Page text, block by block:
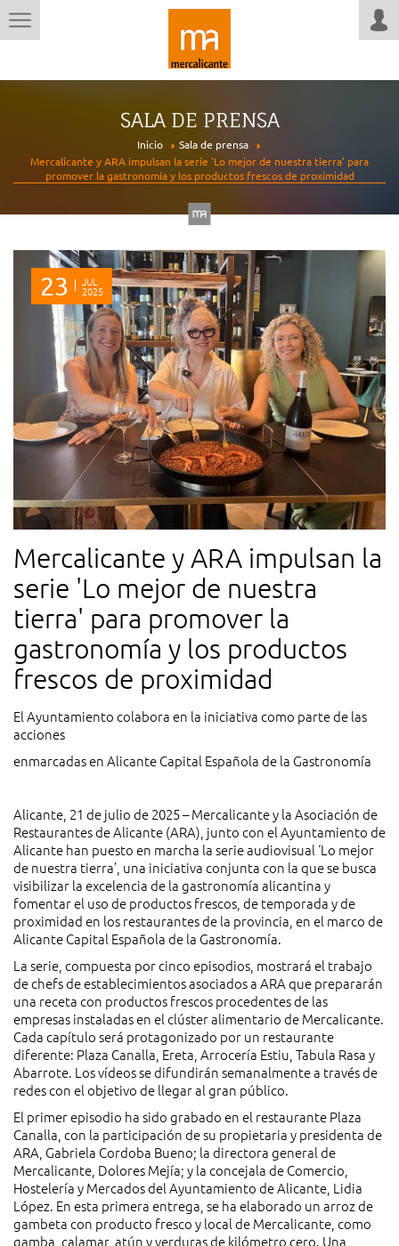
SALA DE PRENSA
Inicio
Sala de prensa
Mercalicante y ARA impulsan la serie 'Lo mejor de nuestra tierra' para
promover la gastronomía y los productos frescos de proximidad
23 JUL
2025
Mercalicante y ARA impulsan la
serie 'Lo mejor de nuestra
tierra' para promover la
gastronomía y los productos
frescos de proximidad
El Ayuntamiento colabora en la iniciativa como parte de las
acciones
enmarcadas en Alicante Capital Española de la Gastronomía
Alicante, 21 de julio de 2025 – Mercalicante y la Asociación de
Restaurantes de Alicante (ARA), junto con el Ayuntamiento de
Alicante han puesto en marcha la serie audiovisual ‘Lo mejor
de nuestra tierra’, una iniciativa conjunta con la que se busca
visibilizar la excelencia de la gastronomía alicantina y
fomentar el uso de productos frescos, de temporada y de
proximidad en los restaurantes de la provincia, en el marco de
Alicante Capital Española de la Gastronomía.
La serie, compuesta por cinco episodios, mostrará el trabajo
de chefs de establecimientos asociados a ARA que prepararán
una receta con productos frescos procedentes de las
empresas instaladas en el clúster alimentario de Mercalicante.
Cada capítulo será protagonizado por un restaurante
diferente: Plaza Canalla, Ereta, Arrocería Estiu, Tabula Rasa y
Abarrote. Los vídeos se difundirán semanalmente a través de
redes con el objetivo de llegar al gran público.
El primer episodio ha sido grabado en el restaurante Plaza
Canalla, con la participación de su propietaria y presidenta de
ARA, Gabriela Cordoba Bueno; la directora general de
Mercalicante, Dolores Mejía; y la concejala de Comercio,
Hostelería y Mercados del Ayuntamiento de Alicante, Lidia
López. En esta primera entrega, se ha elaborado un arroz de
gambeta con producto fresco y local de Mercalicante, como
gamba, calamar, atún y verduras de kilómetro cero. Una